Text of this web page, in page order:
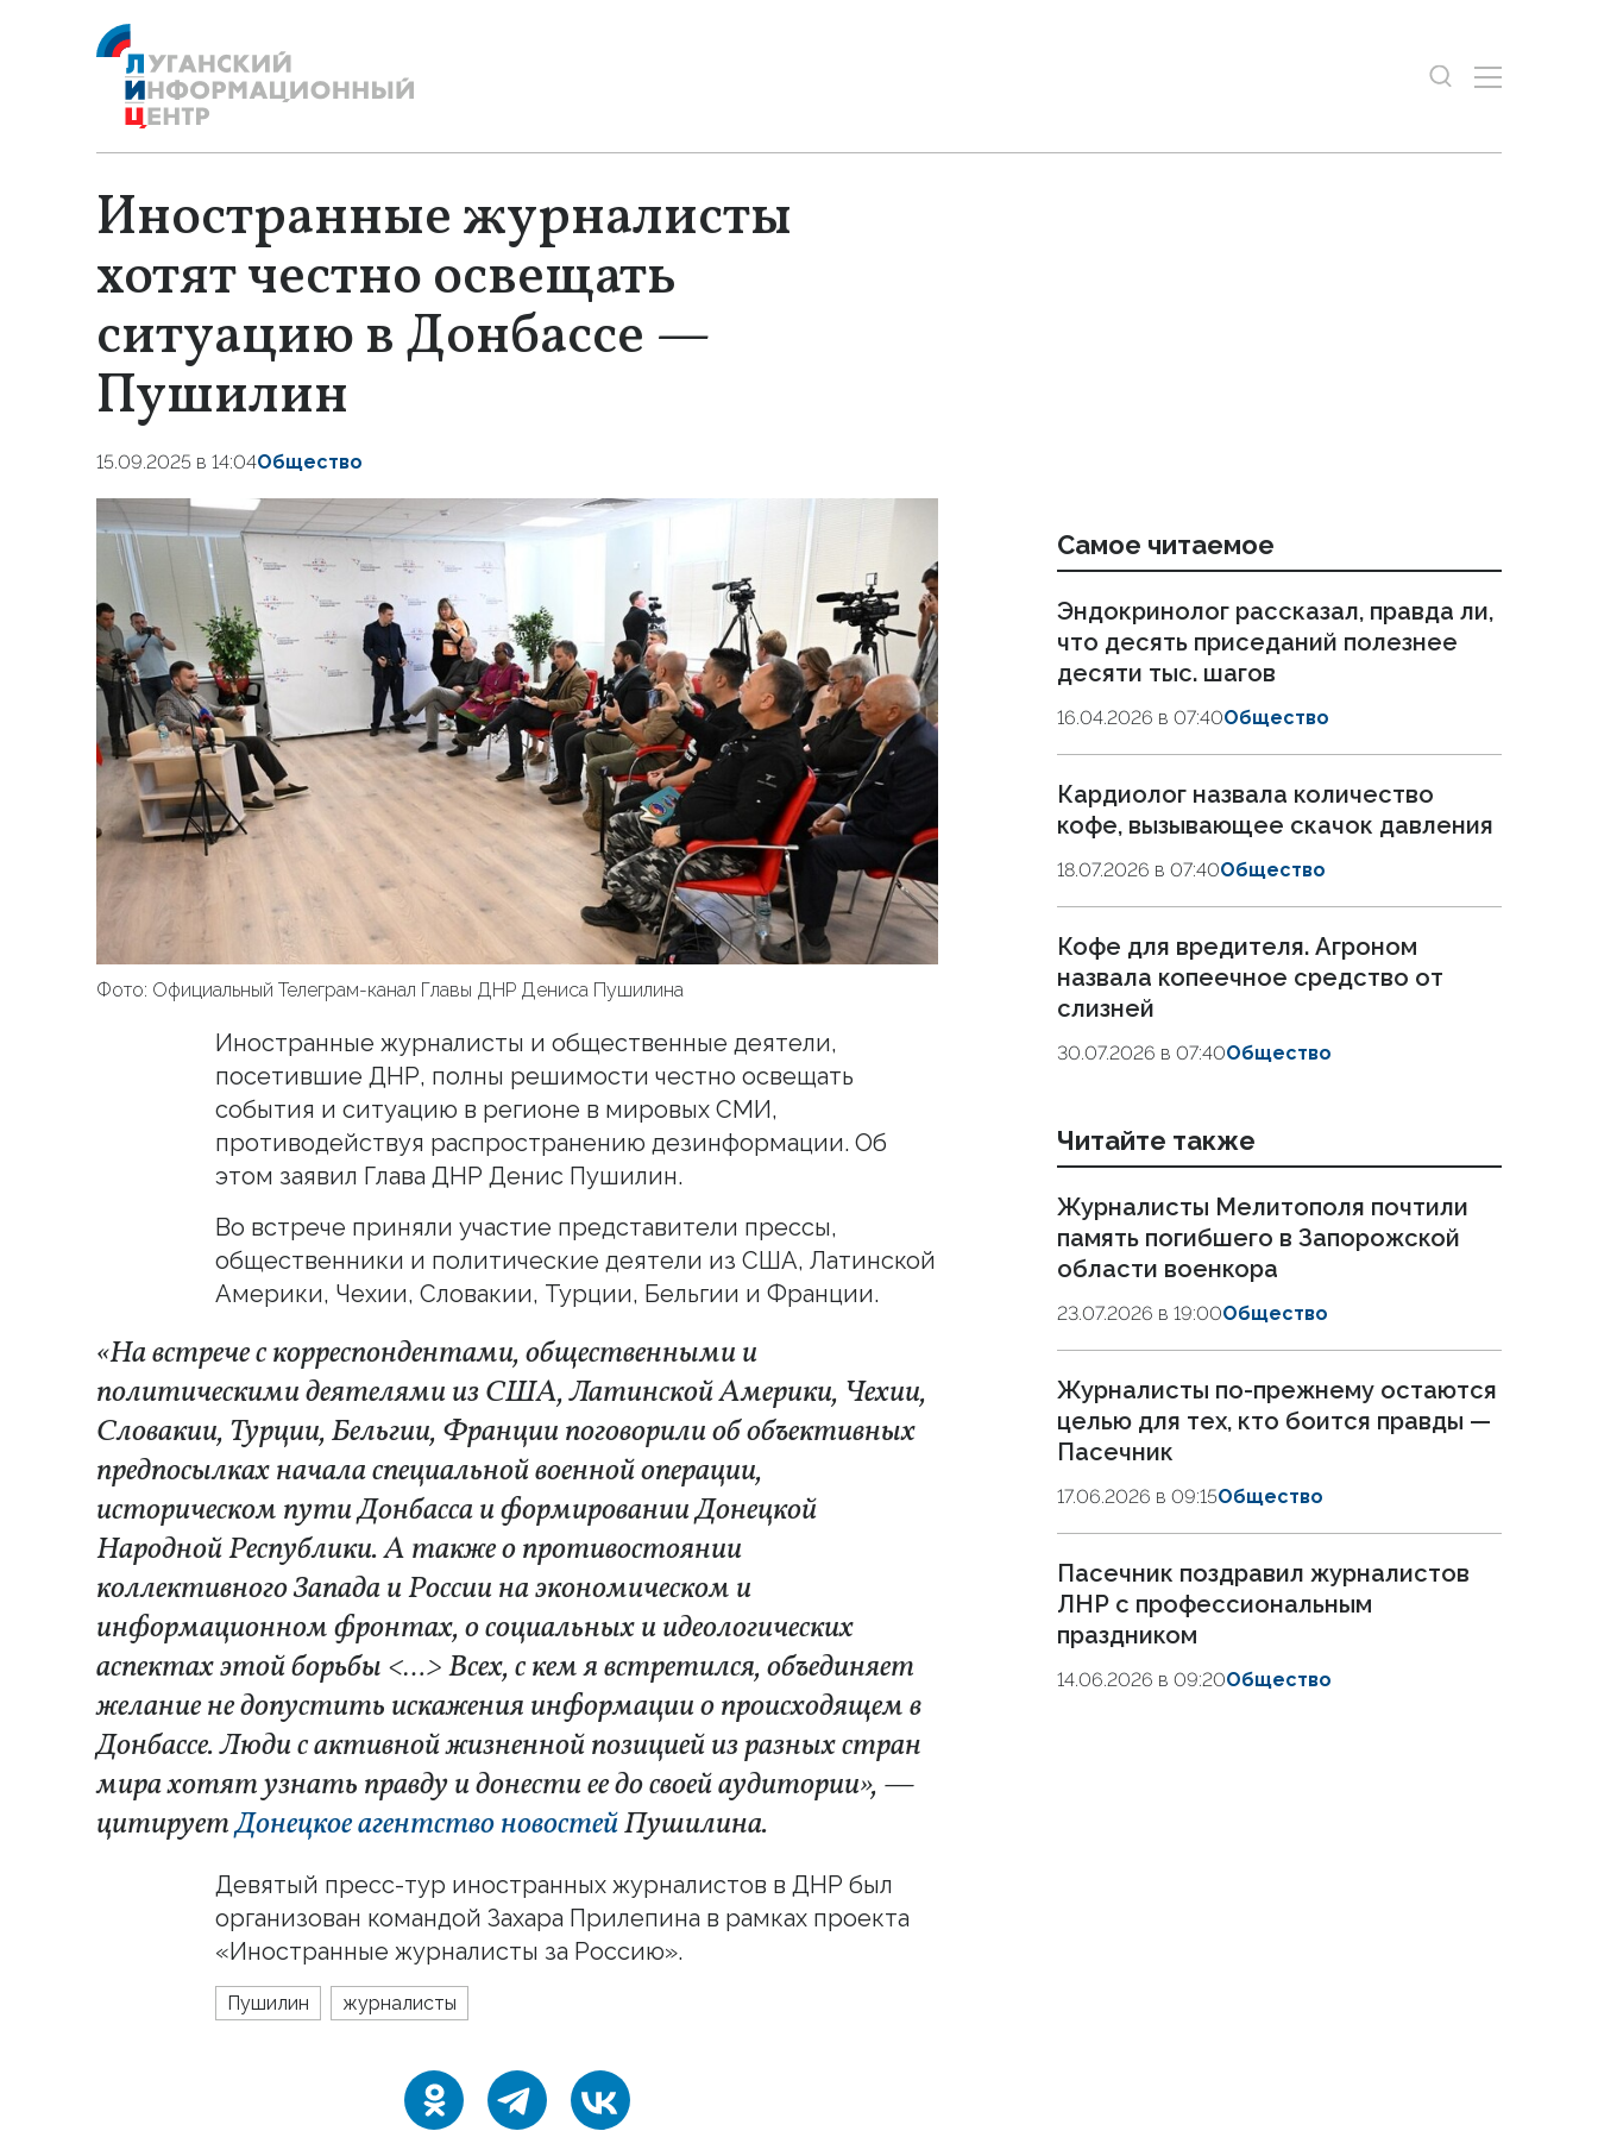
Иностранные журналисты
хотят честно освещать
ситуацию в Донбассе —
Пушилин
15.09.2025 в 14:04Общество
Фото: Официальный Телеграм-канал Главы ДНР Дениса Пушилина
Иностранные журналисты и общественные деятели,
посетившие ДНР, полны решимости честно освещать
события и ситуацию в регионе в мировых СМИ,
противодействуя распространению дезинформации. Об
этом заявил Глава ДНР Денис Пушилин.
Во встрече приняли участие представители прессы,
общественники и политические деятели из США, Латинской
Америки, Чехии, Словакии, Турции, Бельгии и Франции.
«На встрече с корреспондентами, общественными и
политическими деятелями из США, Латинской Америки, Чехии,
Словакии, Турции, Бельгии, Франции поговорили об объективных
предпосылках начала специальной военной операции,
историческом пути Донбасса и формировании Донецкой
Народной Республики. А также о противостоянии
коллективного Запада и России на экономическом и
информационном фронтах, о социальных и идеологических
аспектах этой борьбы <…> Всех, с кем я встретился, объединяет
желание не допустить искажения информации о происходящем в
Донбассе. Люди с активной жизненной позицией из разных стран
мира хотят узнать правду и донести ее до своей аудитории», —
цитируетДонецкое агентство новостейПушилина.
Девятый пресс-тур иностранных журналистов в ДНР был
организован командой Захара Прилепина в рамках проекта
«Иностранные журналисты за Россию».
Пушилин журналисты
Самое читаемое
Эндокринолог рассказал, правда ли,
что десять приседаний полезнее
десяти тыс. шагов
16.04.2026 в 07:40Общество
Кардиолог назвала количество
кофе, вызывающее скачок давления
18.07.2026 в 07:40Общество
Кофе для вредителя. Агроном
назвала копеечное средство от
слизней
30.07.2026 в 07:40Общество
Читайте также
Журналисты Мелитополя почтили
память погибшего в Запорожской
области военкора
23.07.2026 в 19:00Общество
Журналисты по-прежнему остаются
целью для тех, кто боится правды —
Пасечник
17.06.2026 в 09:15Общество
Пасечник поздравил журналистов
ЛНР с профессиональным
праздником
14.06.2026 в 09:20Общество